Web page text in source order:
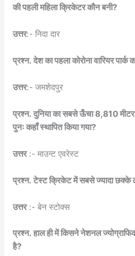
की पहली महिला क्रिकेटर कौन बनी?
उत्तर:- निदा दार
प्रश्न. देश का पहला कोरोना वारियर पार्क
उत्तर:- जमशेदपुर
प्रश्न. दुनिया का सबसे ऊँचा 8,810
पुनः कहाँ स्थापित किया गया?
उत्तर:- माउन्ट एवरेस्ट
प्रश्न. टेस्ट क्रिकेट में सबसे ज्यादा छक्के
उत्तर:- बेन स्टोक्स
प्रश्न. हाल ही में किसने नेशनल
है?